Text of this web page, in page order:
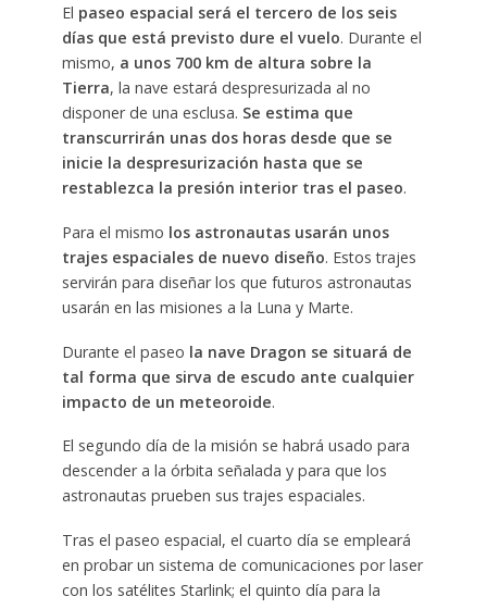
El paseo espacial será el tercero de los seis
días que está previsto dure el vuelo. Durante el
mismo, a unos 700 km de altura sobre la
Tierra, la nave estará despresurizada al no
disponer de una esclusa. Se estima que
transcurrirán unas dos horas desde que se
inicie la despresurización hasta que se
restablezca la presión interior tras el paseo.
Para el mismo los astronautas usarán unos
trajes espaciales de nuevo diseño. Estos trajes
servirán para diseñar los que futuros astronautas
usarán en las misiones a la Luna y Marte.
Durante el paseo la nave Dragon se situará de
tal forma que sirva de escudo ante cualquier
impacto de un meteoroide.
El segundo día de la misión se habrá usado para
descender a la órbita señalada y para que los
astronautas prueben sus trajes espaciales.
Tras el paseo espacial, el cuarto día se empleará
en probar un sistema de comunicaciones por laser
con los satélites Starlink; el quinto día para la